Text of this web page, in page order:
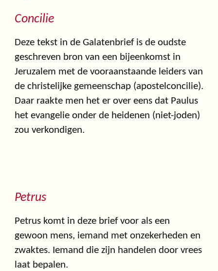
Concilie
Deze tekst in de Galatenbrief is de oudste
geschreven bron van een bijeenkomst in
Jeruzalem met de vooraanstaande leiders van
de christelijke gemeenschap (apostelconcilie).
Daar raakte men het er over eens dat Paulus
het evangelie onder de heidenen (niet-joden)
zou verkondigen.
Petrus
Petrus komt in deze brief voor als een
gewoon mens, iemand met onzekerheden en
zwaktes. Iemand die zijn handelen door vrees
laat bepalen.